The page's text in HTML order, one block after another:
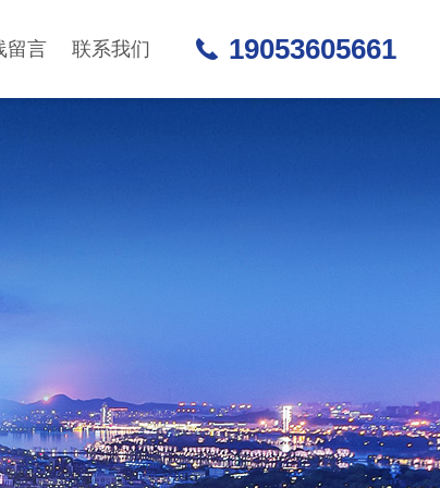
留言 联系我们 19053605661